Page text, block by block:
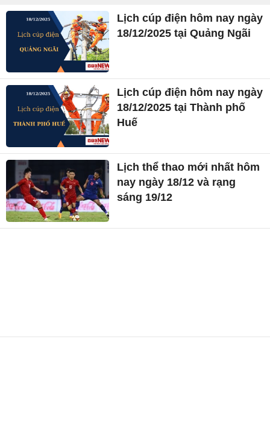
Lịch cúp điện hôm nay ngày
18/12/2025 tại Quảng Ngãi
Lịch cúp điện hôm nay ngày
18/12/2025 tại Thành phố
Huế
Lịch thể thao mới nhất hôm
nay ngày 18/12 và rạng
sáng 19/12